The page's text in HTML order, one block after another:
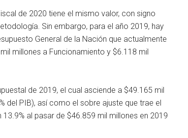
de 2020 tiene el mismo valor, con signo
Sin embargo, para el año 2019, hay
General de la Nación que actualmente
millones a Funcionamiento y $6.118 mil
de 2019, el cual asciende a $49.165 mil
del PIB), así como el sobre ajuste que trae el
al pasar de $46.859 mil millones en 2019